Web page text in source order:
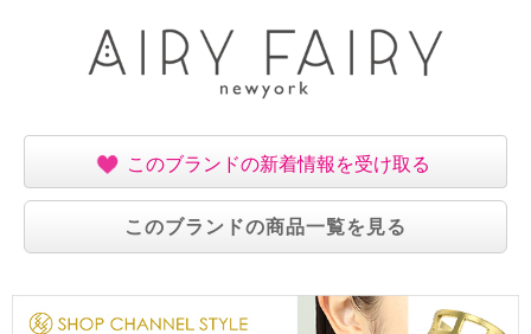
このブランドの新着情報を受け取る
このブランドの商品一覧を見る